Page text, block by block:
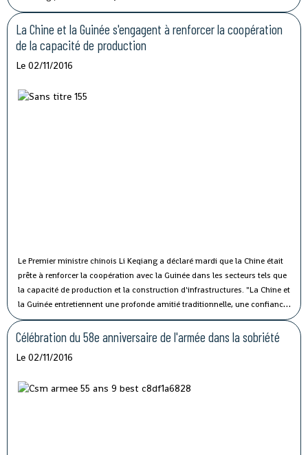
et 10 centrales syndicales, la grève générale d'avertissement de 7 jours
vise à protester contre les mauvaises conditions de vie et de travail des
fonctionnaires du secteur public.
La Chine et la Guinée s'engagent à renforcer la coopération
de la capacité de production
Le 02/11/2016
Le Premier ministre chinois Li Keqiang a déclaré mardi que la Chine était
prête à renforcer la coopération avec la Guinée dans les secteurs tels que
la capacité de production et la construction d'infrastructures. "La Chine et
la Guinée entretiennent une profonde amitié traditionnelle, une confiance
politique solide et une coopération fructueuse", a affirmé M. Li lors de sa
rencontre avec le président guinéen Alpha Condé à Beijing.
Célébration du 58e anniversaire de l'armée dans la sobriété
Le 02/11/2016